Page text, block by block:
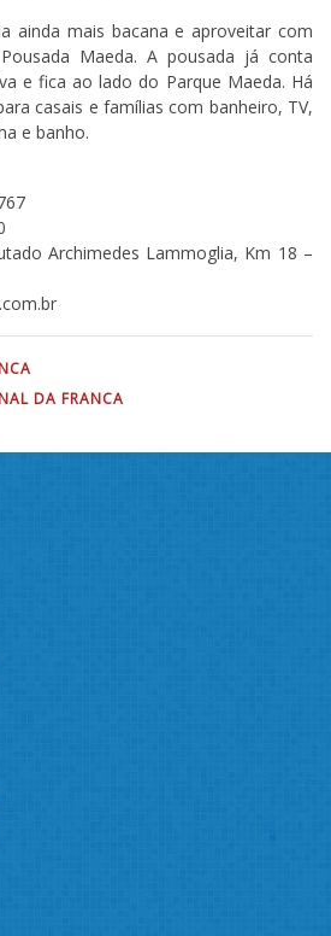
ainda mais bacana e aproveitar com
Maeda. A pousada já conta
e fica ao lado do Parque Maeda. Há
casais e famílias com banheiro, TV,
e banho.
Archimedes Lammoglia, Km 18 –
DA FRANCA